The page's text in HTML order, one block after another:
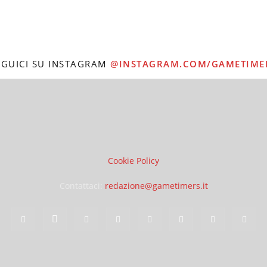
SU INSTAGRAM @INSTAGRAM.COM/
Cookie Policy
redazione@gametimers.it